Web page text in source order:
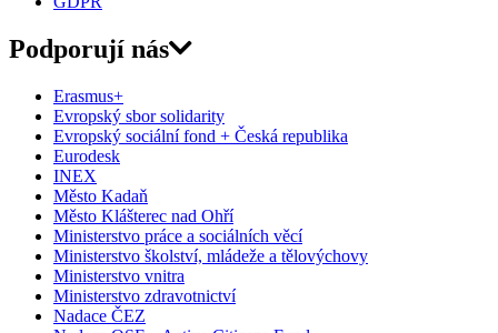
Podporují nás
Erasmus+
Evropský sbor solidarity
Evropský sociální fond + Česká republika
Eurodesk
INEX
Město Kadaň
Město Klášterec nad Ohří
Ministerstvo práce a sociálních věcí
Ministerstvo školství, mládeže a tělovýchovy
Ministerstvo vnitra
Ministerstvo zdravotnictví
Nadace ČEZ